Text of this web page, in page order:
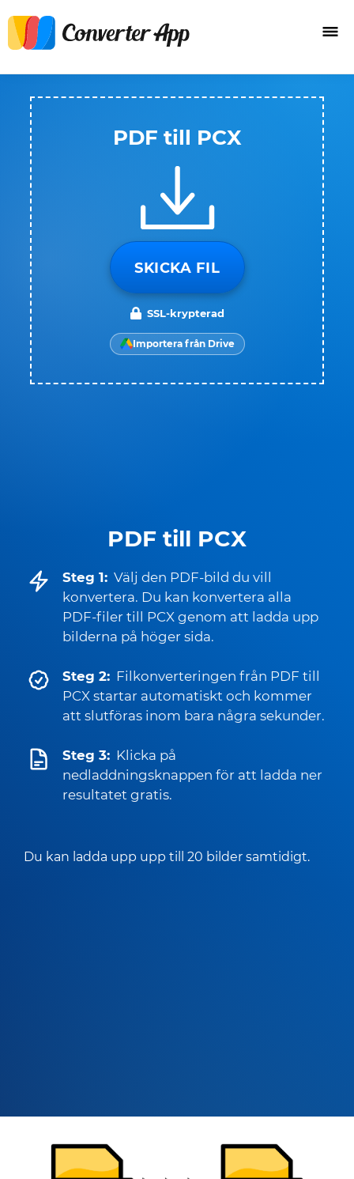
PDF till PCX
Steg 1: Välj den PDF-bild du vill
konvertera. Du kan konvertera alla
PDF-filer till PCX genom att ladda upp
bilderna på höger sida.
Steg 2: Filkonverteringen från PDF till
PCX startar automatiskt och kommer
att slutföras inom bara några sekunder.
Steg 3: Klicka på
nedladdningsknappen för att ladda ner
resultatet gratis.
Du kan ladda upp upp till 20 bilder samtidigt.
PDF till PCX
SKICKA FIL
SSL-krypterad
Importera från Drive